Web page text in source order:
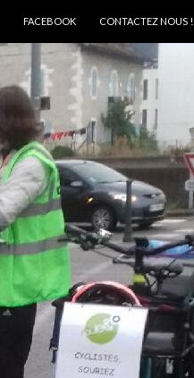
FACEBOOK CONTACTEZ NOUS !